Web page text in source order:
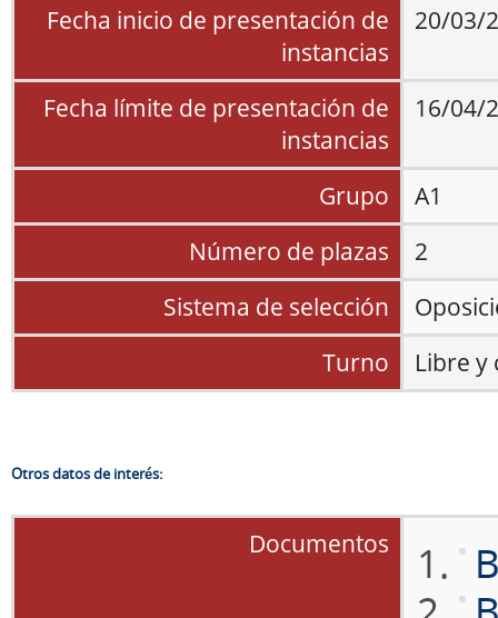
Fecha inicio de presentación de
instancias
20/03/
Fecha límite de presentación de
instancias
16/04/
Grupo
A1
Número de plazas
2
Sistema de selección
Turno
Libre y
Otros datos de interés:
Documentos